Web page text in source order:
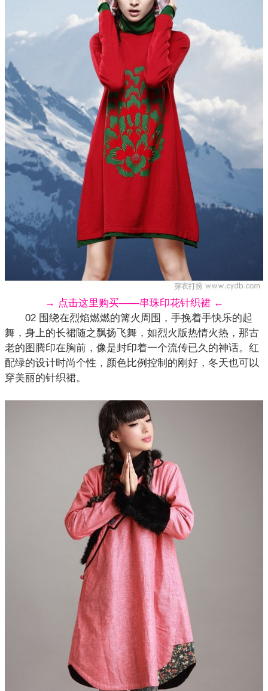
→ 点击这里购买——串珠印花针织裙 ←
02 围绕在烈焰燃燃的篝火周围，手挽着手快乐的起
舞，身上的长裙随之飘扬飞舞，如烈火版热情火热，那古
老的图腾印在胸前，像是封印着一个流传已久的神话。红
配绿的设计时尚个性，颜色比例控制的刚好，冬天也可以
穿美丽的针织裙。